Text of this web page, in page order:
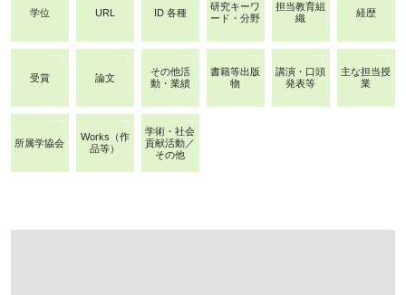
学位 URL ID 各種
研究キーワ
ード・分野
担当教育組
織
経歴
受賞 論文
その他活
動・業績
書籍等出版
物
講演・口頭
発表等
主な担当授
業
所属学協会
Works（作
品等）
学術・社会
貢献活動／
その他